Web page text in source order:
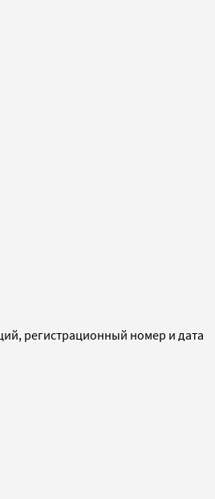
регистрационный номер и дата